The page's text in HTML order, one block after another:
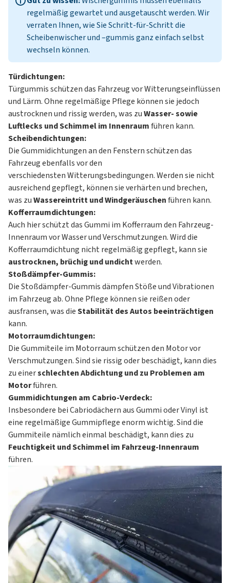
regelmäßig gewartet und ausgetauscht werden. Wir
verraten Ihnen, wie Sie Schritt-für-Schritt die
Scheibenwischer und –gummis ganz einfach selbst
wechseln können.
Türdichtungen:
Türgummis schützen das Fahrzeug vor Witterungseinflüssen
und Lärm. Ohne regelmäßige Pflege können sie jedoch
austrocknen und rissig werden, was zuWasser- sowie
Luftlecks und Schimmel im Innenraumführen kann.
Scheibendichtungen:
Die Gummidichtungen an den Fenstern schützen das
Fahrzeug ebenfalls vor den
verschiedensten Witterungsbedingungen. Werden sie nicht
ausreichend gepflegt, können sie verhärten und brechen,
was zuWassereintritt und Windgeräuschenführen kann.
Kofferraumdichtungen:
Auch hier schützt das Gummi im Kofferraum den Fahrzeug-
Innenraum vor Wasser und Verschmutzungen. Wird die
Kofferraumdichtung nicht regelmäßig gepflegt, kann sie
austrocknen, brüchig und undichtwerden.
Stoßdämpfer-Gummis:
Die Stoßdämpfer-Gummis dämpfen Stöße und Vibrationen
im Fahrzeug ab. Ohne Pflege können sie reißen oder
ausfransen, was dieStabilität des Autos beeinträchtigen
kann.
Motorraumdichtungen:
Die Gummiteile im Motorraum schützen den Motor vor
Verschmutzungen. Sind sie rissig oder beschädigt, kann dies
zu einerschlechten Abdichtung und zu Problemen am
Motorführen.
Gummidichtungen am Cabrio-Verdeck:
Insbesondere bei Cabriodächern aus Gummi oder Vinyl ist
eine regelmäßige Gummipflege enorm wichtig. Sind die
Gummiteile nämlich einmal beschädigt, kann dies zu
Feuchtigkeit und Schimmel im Fahrzeug-Innenraum
führen.